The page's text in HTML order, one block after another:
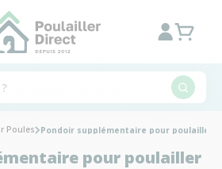
Poules Pondoir supplémentaire pour poulailler
pour poulailler